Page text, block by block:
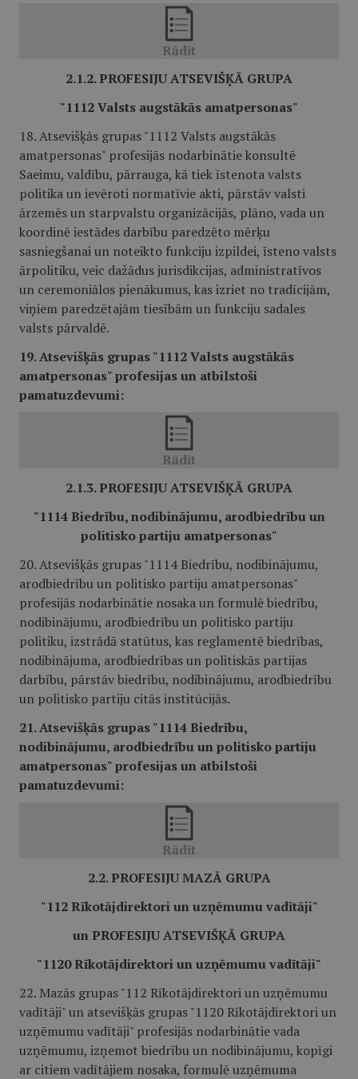
2.1.2. PROFESIJU ATSEVIŠĶĀ GRUPA
"1112 Valsts augstākās amatpersonas"
18. Atsevišķās grupas "1112 Valsts augstākās
amatpersonas" profesijās nodarbinātie konsultē
Saeimu, valdību, pārrauga, kā tiek īstenota valsts
politika un ievēroti normatīvie akti, pārstāv valsti
ārzemēs un starpvalstu organizācijās, plāno, vada un
koordinē iestādes darbību paredzēto mērķu
sasniegšanai un noteikto funkciju izpildei, īsteno valsts
ārpolitiku, veic dažādus jurisdikcijas, administratīvos
un ceremoniālos pienākumus, kas izriet no tradīcijām,
viņiem paredzētajām tiesībām un funkciju sadales
valsts pārvaldē.
19. Atsevišķās grupas "1112 Valsts augstākās
amatpersonas" profesijas un atbilstoši
pamatuzdevumi:
2.1.3. PROFESIJU ATSEVIŠĶĀ GRUPA
"1114 Biedrību, nodibinājumu, arodbiedrību un
politisko partiju amatpersonas"
20. Atsevišķās grupas "1114 Biedrību, nodibinājumu,
arodbiedrību un politisko partiju amatpersonas"
profesijās nodarbinātie nosaka un formulē biedrību,
nodibinājumu, arodbiedrību un politisko partiju
politiku, izstrādā statūtus, kas reglamentē biedrības,
nodibinājuma, arodbiedrības un politiskās partijas
darbību, pārstāv biedrību, nodibinājumu, arodbiedrību
un politisko partiju citās institūcijās.
21. Atsevišķās grupas "1114 Biedrību,
nodibinājumu, arodbiedrību un politisko partiju
amatpersonas" profesijas un atbilstoši
pamatuzdevumi:
2.2. PROFESIJU MAZĀ GRUPA
"112 Rīkotājdirektori un uzņēmumu vadītāji"
un PROFESIJU ATSEVIŠĶĀ GRUPA
"1120 Rīkotājdirektori un uzņēmumu vadītāji"
22. Mazās grupas "112 Rīkotājdirektori un uzņēmumu
vadītāji" un atsevišķās grupas "1120 Rīkotājdirektori un
uzņēmumu vadītāji" profesijās nodarbinātie vada
uzņēmumu, izņemot biedrību un nodibinājumu, kopīgi
ar citiem vadītājiem nosaka, formulē uzņēmuma